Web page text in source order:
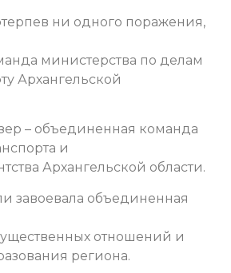
ни одного поражения,
министерства по делам
Архангельской
– объединенная команда
и
Архангельской области.
завоевала объединенная
отношений и
региона.